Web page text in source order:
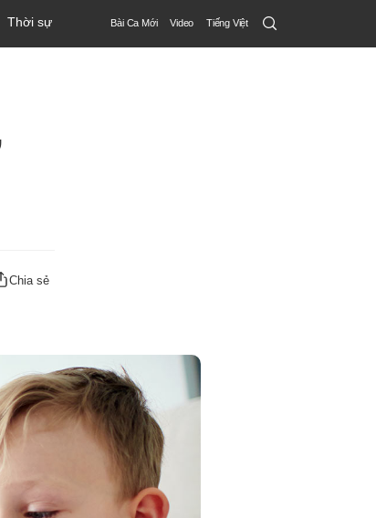
Thời sự Bài Ca Mới Video Tiếng Việt Search
Submit
Chia sẻ